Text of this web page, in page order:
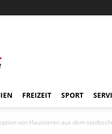
FREIZEIT SPORT
von Haustieren aus dem